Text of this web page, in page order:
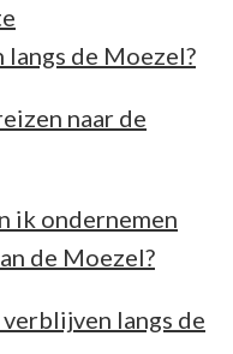
de Moezel?
naar de
ik ondernemen
de Moezel?
langs de